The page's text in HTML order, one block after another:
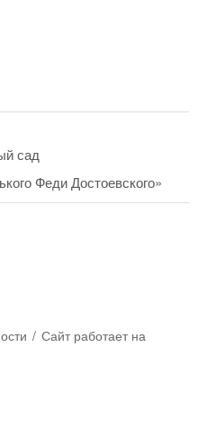
сад
Феди Достоевского»
Сайт работает на